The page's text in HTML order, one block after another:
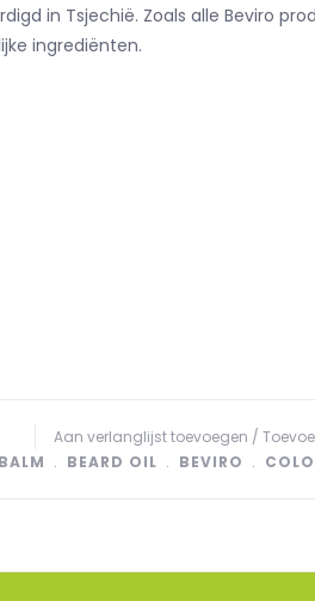
in Tsjechië. Zoals alle Beviro
ingrediënten.
Aan verlanglijst toevoegen /
﹒ BEARD OIL ﹒ BEVIRO ﹒